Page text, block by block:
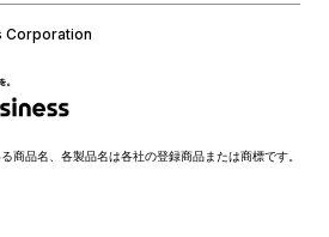
Corporation
商品名、各製品名は各社の登録商品または商標です。